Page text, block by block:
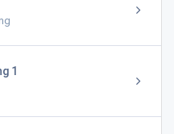
1